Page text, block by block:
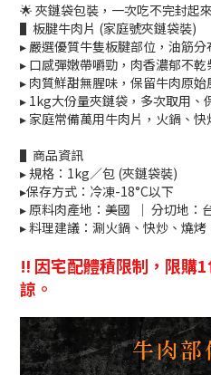
🌟 夾鏈袋包裝，一次吃不完封起
▌板腱牛肉片 (家庭號夾鏈袋裝)
▸ 嚴選優質牛隻板腱部位，油筋分
▸ 口感彈嫩帶嚼勁，肉香濃郁不乾
▸ 肉質鮮甜無腥味，保留牛肉原始
▸ 1kg大份量夾鏈袋，多次取用、
▸ 家庭常備萬用牛肉片，火鍋、
▌商品資訊
▸ 規格：1kg／包 (夾鏈袋裝)
▸保存方式：冷凍-18°C以下
▸ 原料肉產地：美國 ｜ 分切地：
▸ 料理建議：涮火鍋、快炒、燒烤
‼️ 因宅配體積限制，限購
諒。